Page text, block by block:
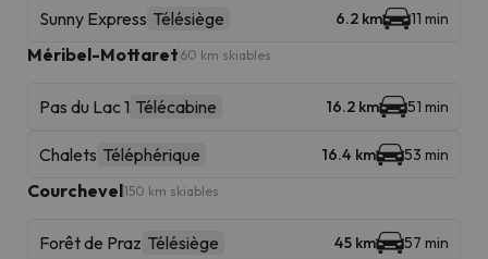
Sunny Express Télésiège 6.2 km 11 min
Méribel-Mottaret 60 km skiables
Pas du Lac 1 Télécabine 16.2 km 51 min
Chalets Téléphérique 16.4 km 53 min
Courchevel150 km skiables
Forêt de Praz Télésiège 45 km 57 min